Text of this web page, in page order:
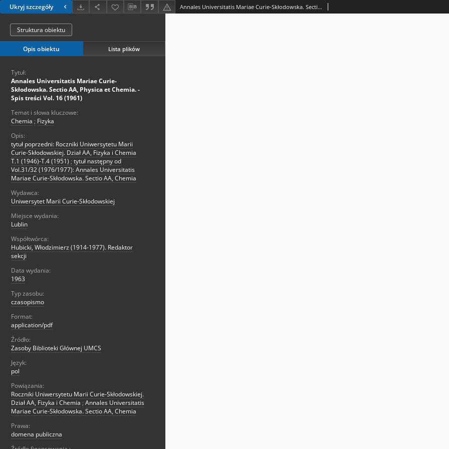
Ukryj szczegóły Annales Universitatis Mariae Curie-Skłodowska. Sectio AA, Physica et Chemia. - Spis treści Vol. 16 (1961)
Struktura obiektu
Opis obiektu Lista plików
Tytuł:
Annales Universitatis Mariae Curie-
Skłodowska. Sectio AA, Physica et Chemia. -
Spis treści Vol. 16 (1961)
Temat i słowa kluczowe:
Chemia ; Fizyka
Opis:
tytuł poprzedni: Roczniki Uniwersytetu Marii
Curie-Skłodowskiej. Dział AA, Fizyka i Chemia
T.1 (1946)-T.4 (1951) ; tytuł następny od
Vol.31/32 (1976/1977): Annales Universitatis
Mariae Curie-Skłodowska. Sectio AA, Chemia
Wydawca:
Uniwersytet Marii Curie-Skłodowskiej
Miejsce wydania:
Lublin
Współtwórca:
Hubicki, Włodzimierz (1914-1977). Redaktor
sekcji
Data wydania:
1963
Typ zasobu:
czasopismo
Format:
application/pdf
Źródło:
Zasoby Biblioteki Głównej UMCS
Język:
pol
Powiązania:
Roczniki Uniwersytetu Marii Curie-Skłodowskiej.
Dział AA, Fizyka i Chemia ; Annales Universitatis
Mariae Curie-Skłodowska. Sectio AA, Chemia
Prawa:
domena publiczna